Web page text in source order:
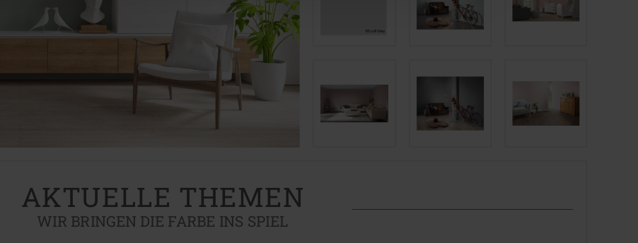
AKTUELLE THEMEN
WIR BRINGEN DIE FARBE INS SPIEL